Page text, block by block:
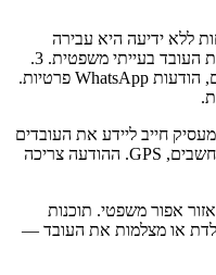
ללא ידיעה היא עבירה
פלילית. 2. מעקב סמוי — ניטור ללא ידיעת העובד בעייתי משפטית. 3.
חדירה לפרטיות — קריאת מיילים אישיים, הודעות WhatsApp פרטיות.
חייב ליידע את העובדים
על כל אמצעי מעקב — מצלמות, ניטור מחשבים, GPS. ההודעה צריכה
אפור משפטי. תוכנות
או מצלמות את העובד —